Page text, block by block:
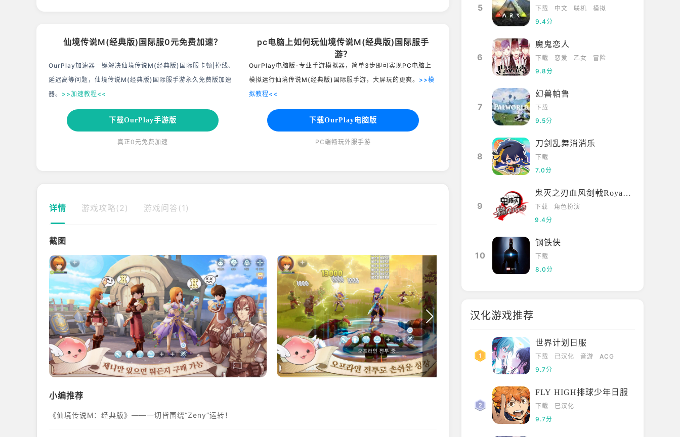
仙境传说M(经典版)国际服0元免费加速？
OurPlay加速器一键解决仙境传说M(经典版)国际服卡顿|掉线、
延迟高等问题，仙境传说M(经典版)国际服手游永久免费版加速
器。 >>加速教程<<
下载OurPlay手游版
真正0元免费加速
pc电脑上如何玩仙境传说M(经典版)国际服手
游？
OurPlay电脑版-专业手游模拟器，简单3步即可实现PC电脑上
模拟运行仙境传说M(经典版)国际服手游，大屏玩的更爽。 >>模
拟教程<<
下载OurPlay电脑版
PC端畅玩外服手游
详情 游戏攻略(2) 游戏问答(1)
截图
小编推荐
《仙境传说M：经典版》——一切皆围绕“Zeny”运转！
5 下载 中文 联机
模拟
9.4分
6
魔鬼恋人
下载 恋爱 乙女
冒险
9.8分
7
幻兽帕鲁
下载
9.5分
8
刀剑乱舞消消乐
下载
7.0分
9
鬼灭之刃血风剑戟Royale国际服
下载
角色扮演
9.4分
10
钢铁侠
下载
8.0分
汉化游戏推荐
世界计划日服
下载 已汉化 音游
ACG
9.7分
FLY HIGH排球少年日服
下载
已汉化
9.7分